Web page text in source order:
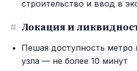
строительство и ввод в
# Локация и
Пешая доступность метро
узла — не более 10 минут